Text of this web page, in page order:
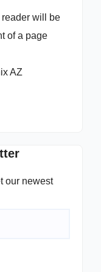
reader will be
of a page
AZ
our newest